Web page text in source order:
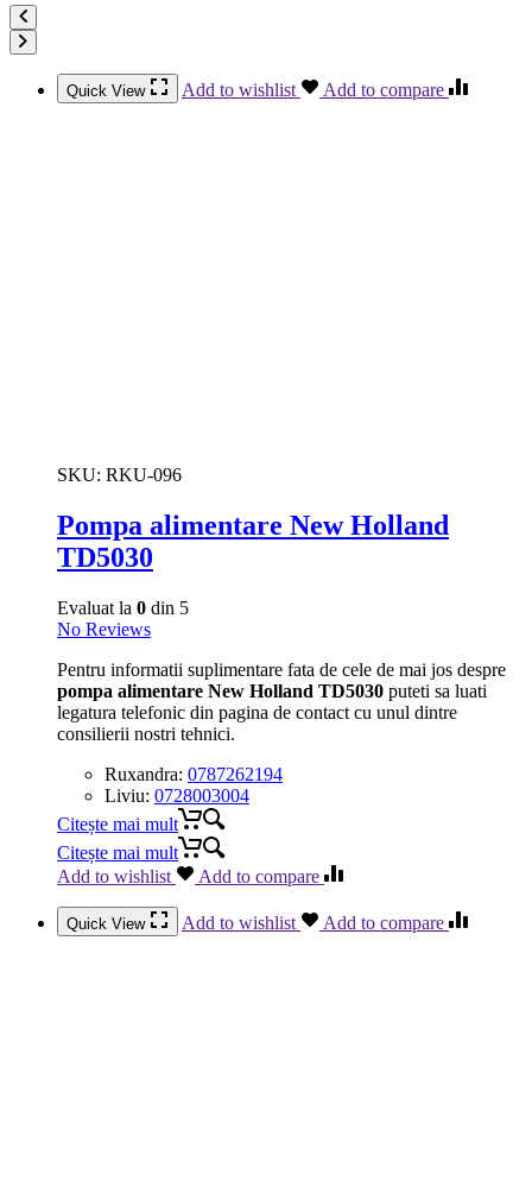
Quick View Add to wishlist Add to compare
SKU: RKU-096
Pompa alimentare New Holland
TD5030
Evaluat la 0 din 5
No Reviews
Pentru informatii suplimentare fata de cele de mai jos despre
pompa alimentare New Holland TD5030 puteti sa luati
legatura telefonic din pagina de contact cu unul dintre
consilierii nostri tehnici.
Ruxandra: 0787262194
Liviu: 0728003004
Citește mai mult
Citește mai mult
Add to wishlist
Add to compare
Quick View Add to wishlist Add to compare